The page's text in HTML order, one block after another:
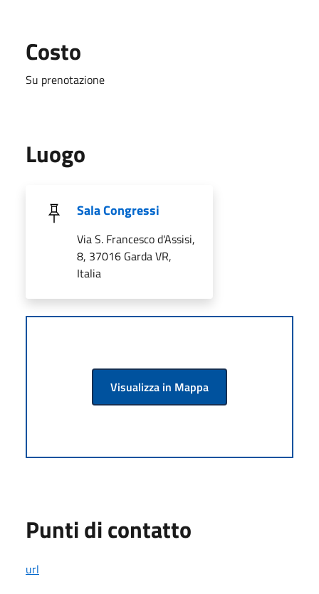
Costo
Su prenotazione
Luogo
Sala Congressi
Via S. Francesco d'Assisi,
8, 37016 Garda VR,
Italia
Visualizza in Mappa
Punti di contatto
url